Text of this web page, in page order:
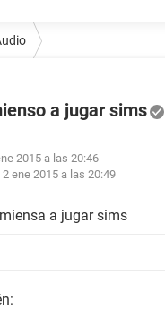
a jugar sims
2015 a las 20:46
2 ene 2015 a las 20:49
a jugar sims